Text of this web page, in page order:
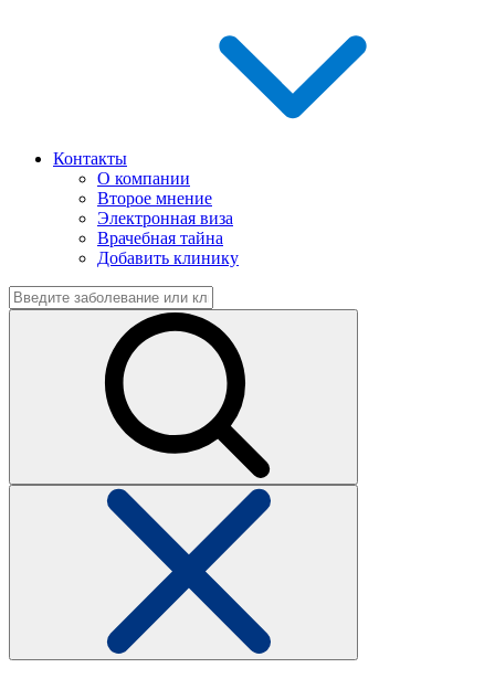
Контакты
О компании
Второе мнение
Электронная виза
Врачебная тайна
Добавить клинику